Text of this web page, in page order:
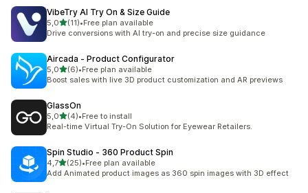
VibeTry AI Try On & Size Guide
5,05 yıldız üzerinden
(11)
toplam 11 değerlendirme
•Free plan available
Drive conversions with AI try-on and precise size guidance
Aircada ‑ Product Configurator
5,05 yıldız üzerinden
(6)
toplam 6 değerlendirme
•Free plan available
Boost sales with live 3D product customization and AR previews
GlassOn
5,05 yıldız üzerinden
(4)
toplam 4 değerlendirme
•Free to install
Real-time Virtual Try-On Solution for Eyewear Retailers.
Spin Studio ‑ 360 Product Spin
4,75 yıldız üzerinden
(25)
toplam 25 değerlendirme
•Free plan available
Add Animated product images as 360 spin images with 3D effect